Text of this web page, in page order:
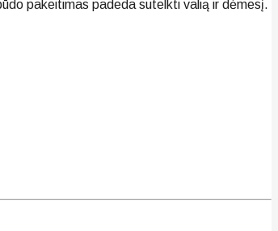
pakeitimas padeda sutelkti valią ir dėmesį.